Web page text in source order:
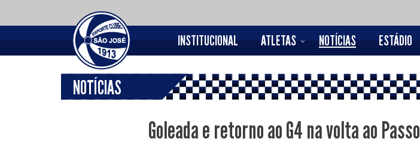
INSTITUCIONAL ATLETAS NOTÍCIAS ESTÁDIO
NOTÍCIAS
Goleada e retorno ao G4 na volta ao Passo